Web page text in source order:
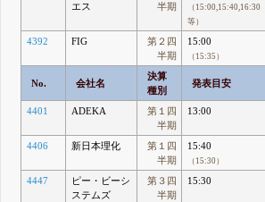
エス
半期
（15:00,15:40,16:30
等）
4392 FIG
第２四
半期
15:00
（15:35）
No. 会社名
決算
種別
発表目安
4401 ADEKA
第１四
半期
13:00
4406 新日本理化
第１四
半期
15:40
（15:30）
4447
ピー・ビーシ
ステムズ
第３四
半期
15:30